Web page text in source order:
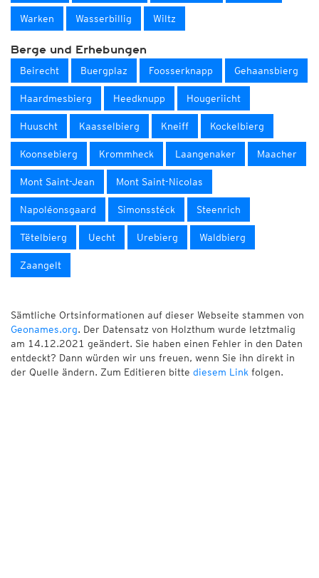
Warken Wasserbillig Wiltz
Berge und Erhebungen
Beirecht Buergplaz Foosserknapp Gehaansbierg
Haardmesbierg Heedknupp Hougeriicht
Huuscht Kaasselbierg Kneiff Kockelbierg
Koonsebierg Krommheck Laangenaker Maacher
Mont Saint-Jean Mont Saint-Nicolas
Napoléonsgaard Simonsstéck Steenrich
Tëtelbierg Uecht Urebierg Waldbierg
Zaangelt
Sämtliche Ortsinformationen auf dieser Webseite stammen von
Geonames.org. Der Datensatz von Holzthum wurde letztmalig
am 14.12.2021 geändert. Sie haben einen Fehler in den Daten
entdeckt? Dann würden wir uns freuen, wenn Sie ihn direkt in
der Quelle ändern. Zum Editieren bitte diesem Link folgen.